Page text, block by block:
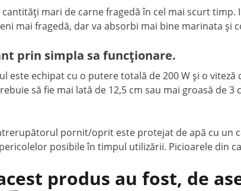
mari de carne fragedă în cel mai scurt
mai fragedă, dar va absorbi mai bine marinata
prin simpla sa funcționare.
este echipat cu o putere totală de 200 W și o
să fie mai lată de 12,5 cm sau mai groasă de
pornit/oprit este protejat de apă cu un
posibile în timpul utilizării. Picioarele din
produs au fost, de